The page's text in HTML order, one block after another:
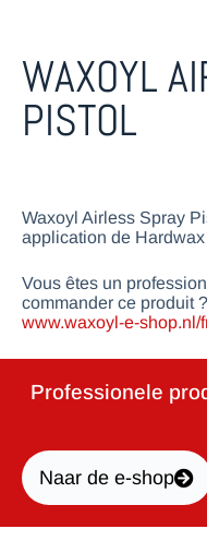
WAXOYL
PISTOL
Waxoyl Airless Spray
application de Hardwax
Vous êtes un
commander ce produit
www.waxoyl-e-shop.nl/
Professionele
Naar de e-shop